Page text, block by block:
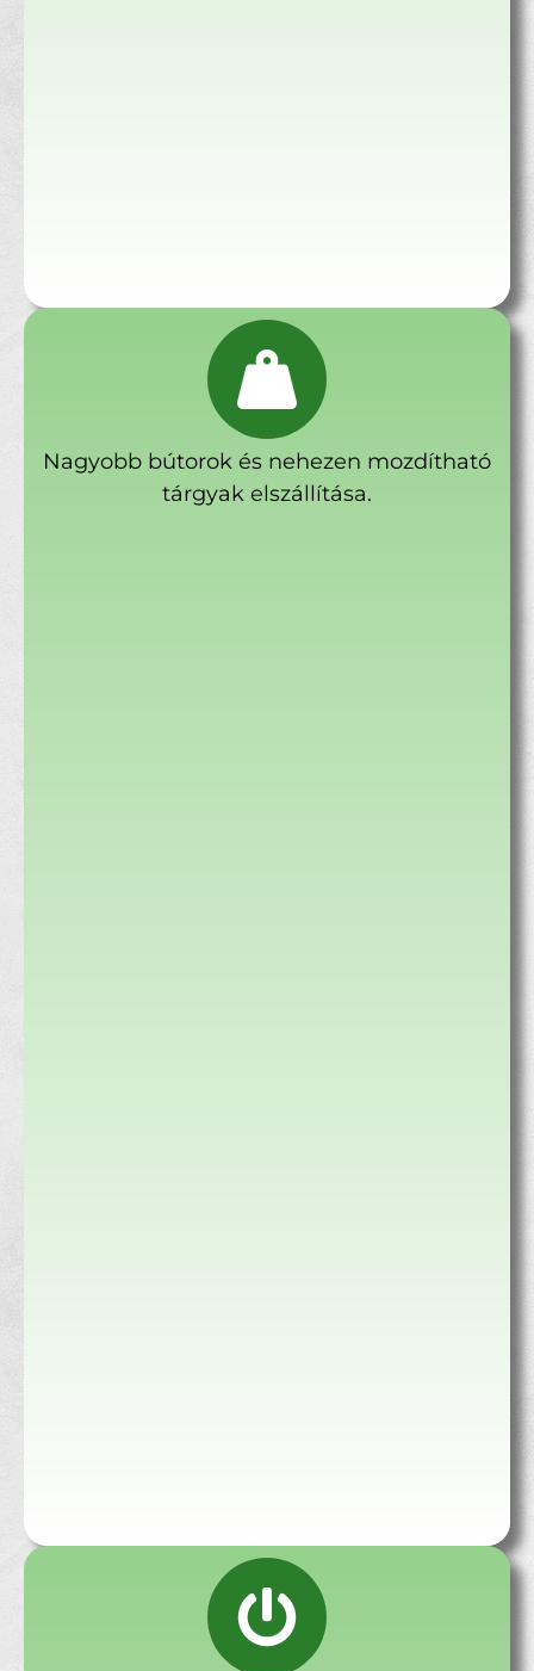
Nagyobb bútorok és nehezen mozdítható
tárgyak elszállítása.